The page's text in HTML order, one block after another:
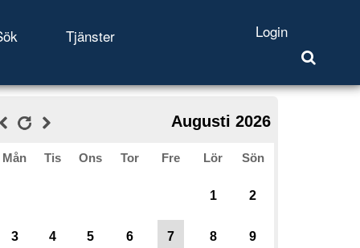
Tjänster Login
Augusti 2026
Mån Tis Ons Tor Fre Lör Sön
1 2
3 4 5 6 7 8 9